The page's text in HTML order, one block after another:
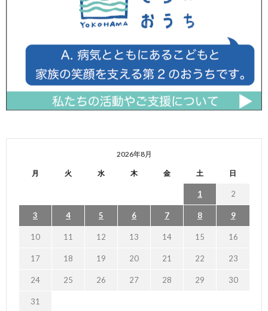
2026年8月
月 火 水 木 金 土 日
1 2
3 4 5 6 7 8 9
10 11 12 13 14 15 16
17 18 19 20 21 22 23
24 25 26 27 28 29 30
31